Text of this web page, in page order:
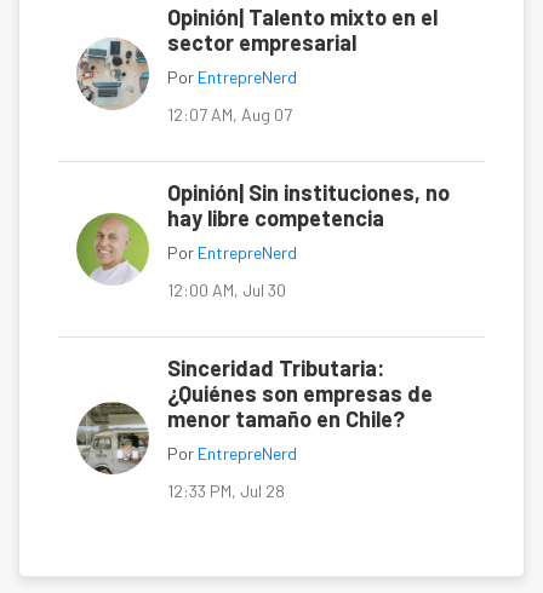
Opinión| Talento mixto en el
sector empresarial
Por EntrepreNerd
12:07 AM, Aug 07
Opinión| Sin instituciones, no
hay libre competencia
Por EntrepreNerd
12:00 AM, Jul 30
Sinceridad Tributaria:
¿Quiénes son empresas de
menor tamaño en Chile?
Por EntrepreNerd
12:33 PM, Jul 28